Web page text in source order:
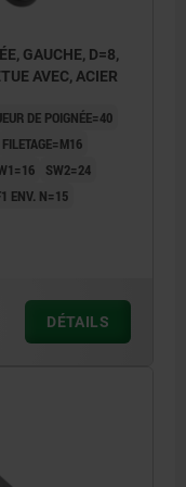
GAUCHE, D=8,
AVEC, ACIER
DE POIGNÉE=40
FILETAGE=M16
SW2=24
ENV. N=15
DÉTAILS